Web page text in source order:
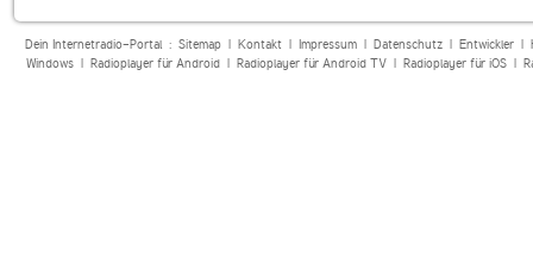
Dein Internetradio-Portal : Sitemap| Kontakt| Impressum| Datenschutz| Entwickler|
Windows| Radioplayer für Android| Radioplayer für Android TV| Radioplayer für iOS|